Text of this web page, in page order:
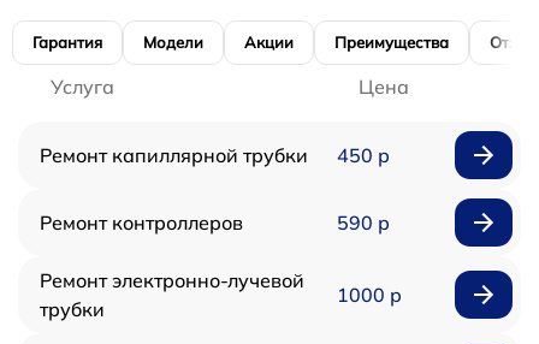
Гарантия Модели Акции Преимущества
Услуга Цена
Ремонт капиллярной трубки 450 р
Ремонт контроллеров 590 р
Ремонт электронно-лучевой
трубки
1000 р